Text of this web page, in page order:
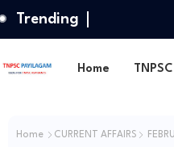
Trending
Home TNPSC
Home CURRENT AFFAIRS